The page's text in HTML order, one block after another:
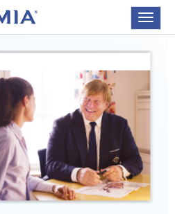
Toggle